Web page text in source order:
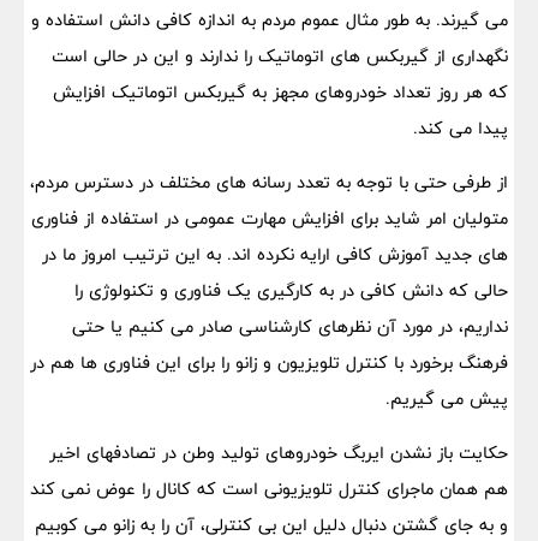
می گیرند. به طور مثال عموم مردم به اندازه کافی دانش استفاده و
نگهداری از گیربکس های اتوماتیک را ندارند و این در حالی است
که هر روز تعداد خودروهای مجهز به گیربکس اتوماتیک افزایش
پیدا می کند.
از طرفی حتی با توجه به تعدد رسانه های مختلف در دسترس مردم،
متولیان امر شاید برای افزایش مهارت عمومی در استفاده از فناوری
های جدید آموزش کافی ارایه نکرده اند. به این ترتیب امروز ما در
حالی که دانش کافی در به کارگیری یک فناوری و تکنولوژی را
نداریم، در مورد آن نظرهای کارشناسی صادر می کنیم یا حتی
فرهنگ برخورد با کنترل تلویزیون و زانو را برای این فناوری ها هم در
پیش می گیریم.
حکایت باز نشدن ایربگ خودروهای تولید وطن در تصادفهای اخیر
هم همان ماجرای کنترل تلویزیونی است که کانال را عوض نمی کند
و به جای گشتن دنبال دلیل این بی کنترلی، آن را به زانو می کوبیم